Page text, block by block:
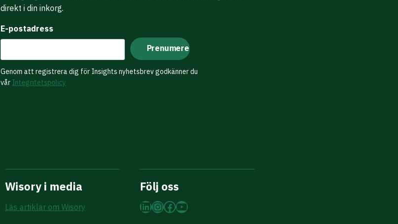
direkt i din inkorg.
E-postadress
Genom att registrera dig för Insights nyhetsbrev godkänner du
vår Integritetspolicy
Wisory i media
Läs artiklar om Wisory
Följ oss
LinkedIn
Instagram
Facebook
YouTube